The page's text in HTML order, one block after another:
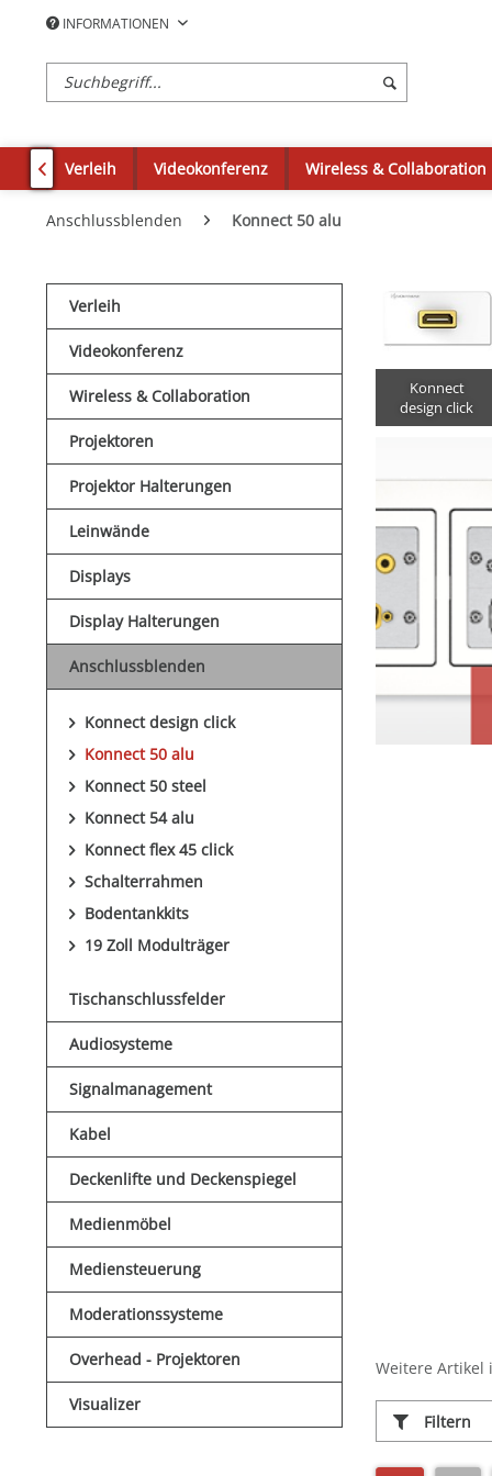
INFORMATIONEN
Verleih Videokonferenz Wireless & Collaboration

Anschlussblenden Konnect 50 alu
Verleih
Videokonferenz
Wireless & Collaboration
Projektoren
Projektor Halterungen
Leinwände
Displays
Display Halterungen
Anschlussblenden
Konnect design click
Konnect 50 alu
Konnect 50 steel
Konnect 54 alu
Konnect flex 45 click
Schalterrahmen
Bodentankkits
19 Zoll Modulträger
Tischanschlussfelder
Audiosysteme
Signalmanagement
Kabel
Deckenlifte und Deckenspiegel
Medienmöbel
Mediensteuerung
Moderationssysteme
Overhead - Projektoren
Visualizer
Konnect
design click
Weitere Artikel
Filtern